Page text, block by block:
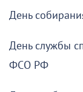
День
День службы
ФСО РФ